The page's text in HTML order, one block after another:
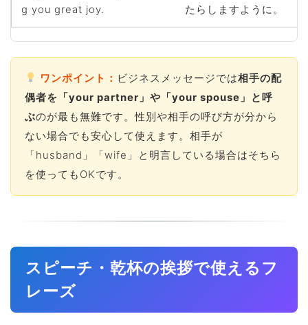
g you great joy.
たらしますように。
ワンポイント： ビジネスメッセージでは相手の配
偶者を「your partner」や「your spouse」と呼
ぶのが最も無難です。性別や相手の呼び方が分から
ない場合でも安心して使えます。相手が
「husband」「wife」と明言している場合はそちら
を使ってもOKです。
スピーチ・乾杯の挨拶で使えるフ
レーズ